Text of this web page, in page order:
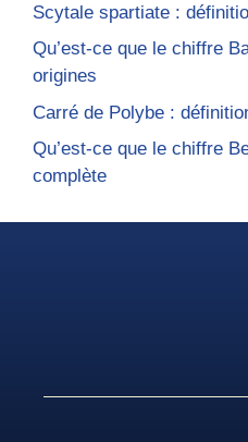
Scytale spartiate :
Qu’est-ce que le chiffre
origines
Carré de Polybe :
Qu’est-ce que le chiffre
complète